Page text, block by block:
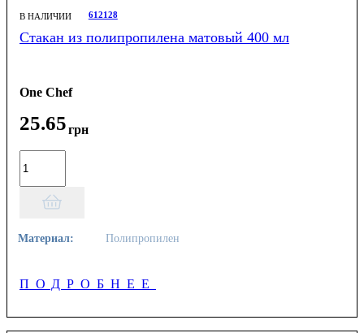
В НАЛИЧИИ 612128
Стакан из полипропилена матовый 400 мл
One Chef
25.65грн
Материал: Полипропилен
ПОДРОБНЕЕ